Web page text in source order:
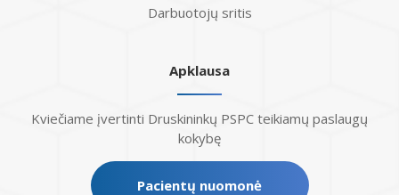
Darbuotojų sritis
Apklausa
Kviečiame įvertinti Druskininkų PSPC teikiamų paslaugų
kokybę
Pacientų nuomonė